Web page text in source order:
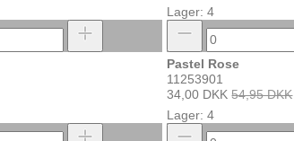
Lager: 4
Pastel Rose
11253901
34,00 DKK 54,95 DKK
Lager: 4